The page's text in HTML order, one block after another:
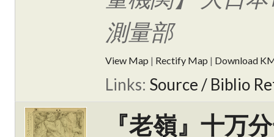
測量部
View Map | Rectify Map | Download
Links: Source / Biblio
『老嶺』十万